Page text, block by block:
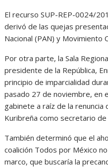
El recurso SUP-REP-0024/
derivó de las quejas
Nacional (PAN) y Movimiento
Por otra parte, la Sala
presidente de la República,
principio de imparcialidad
pasado 27 de noviembre, en
gabinete a raíz de la renuncia
Kuribreña como secretario de
También determinó que el
coalición Todos por México
marco, que buscaría la